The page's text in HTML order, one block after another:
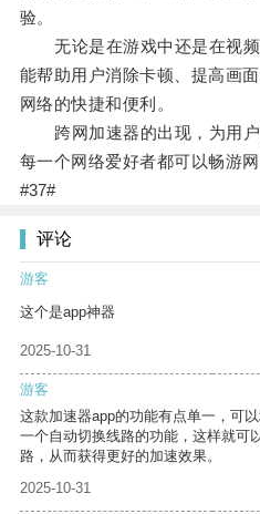
验。
无论是在游戏中还是在视频
能帮助用户消除卡顿、提高画
网络的快捷和便利。
跨网加速器的出现，为用户
每一个网络爱好者都可以畅游网
#37#
评论
游客
这个是app神器
2025-10-31
游客
这款加速器app的功能有点单一，可
一个自动切换线路的功能，这样就可
路，从而获得更好的加速效果。
2025-10-31